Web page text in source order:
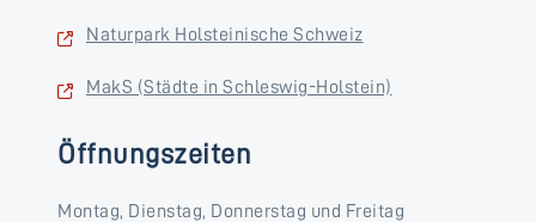
Naturpark Holsteinische Schweiz
MakS (Städte in Schleswig-Holstein)
Öffnungszeiten
Montag, Dienstag, Donnerstag und Freitag